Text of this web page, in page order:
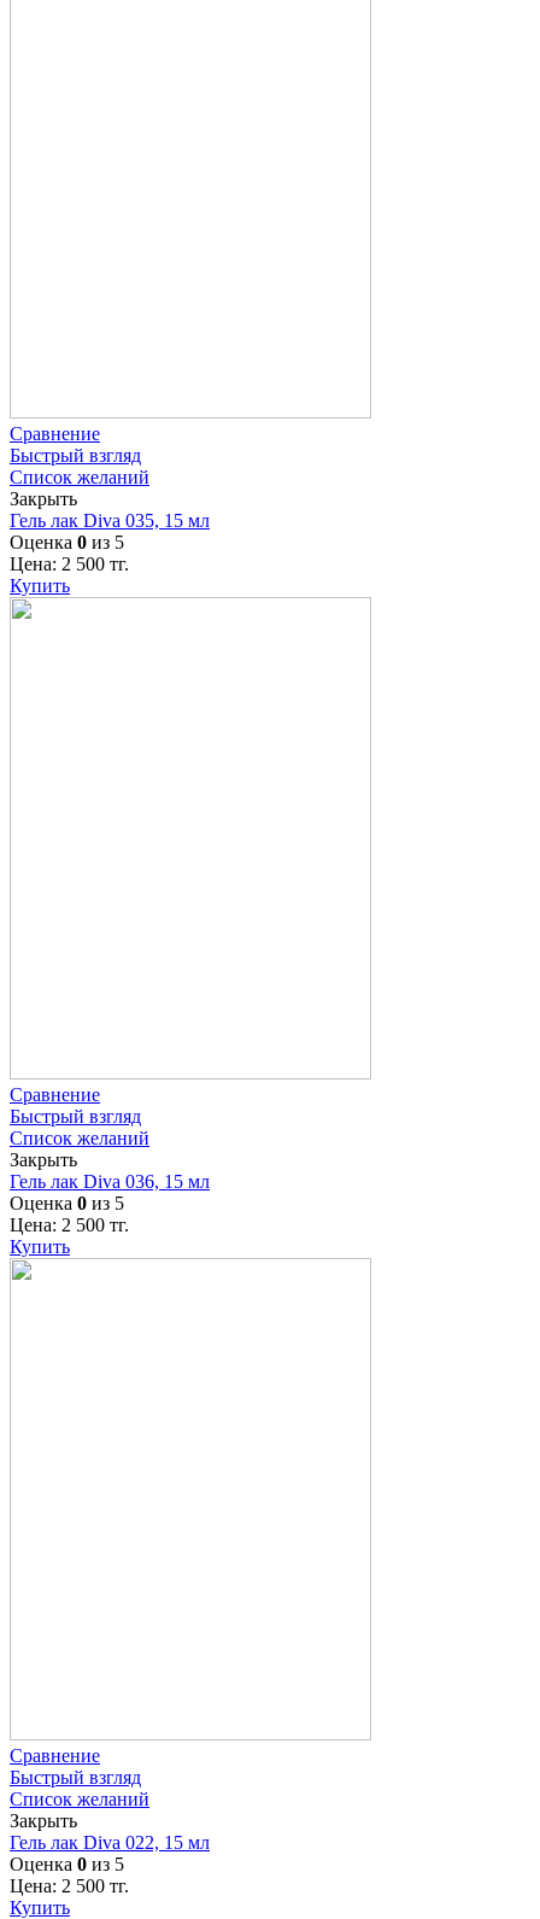
Сравнение
Быстрый взгляд
Список желаний
Закрыть
Гель лак Diva 035, 15 мл
Оценка 0 из 5
Цена: 2 500 тг.
Купить
Сравнение
Быстрый взгляд
Список желаний
Закрыть
Гель лак Diva 036, 15 мл
Оценка 0 из 5
Цена: 2 500 тг.
Купить
Сравнение
Быстрый взгляд
Список желаний
Закрыть
Гель лак Diva 022, 15 мл
Оценка 0 из 5
Цена: 2 500 тг.
Купить